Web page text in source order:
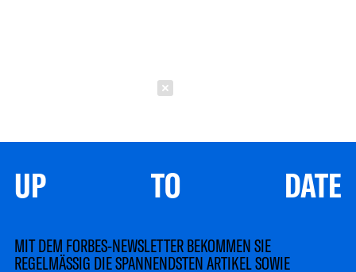
UP TO DATE
MIT DEM FORBES-NEWSLETTER BEKOMMEN SIE
REGELMÄSSIG DIE SPANNENDSTEN ARTIKEL SOWIE